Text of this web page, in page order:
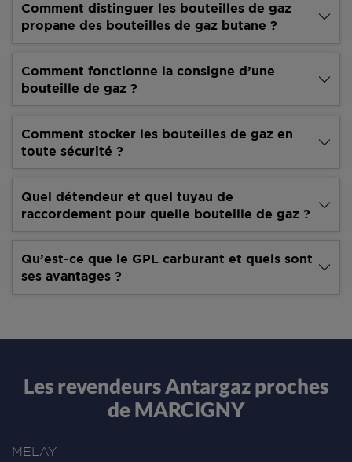
Comment distinguer les bouteilles de gaz
propane des bouteilles de gaz butane ?
Comment fonctionne la consigne d’une
bouteille de gaz ?
Comment stocker les bouteilles de gaz en
toute sécurité ?
Quel détendeur et quel tuyau de
raccordement pour quelle bouteille de gaz ?
Qu’est-ce que le GPL carburant et quels sont
ses avantages ?
Les revendeurs Antargaz proches
de MARCIGNY
MELAY